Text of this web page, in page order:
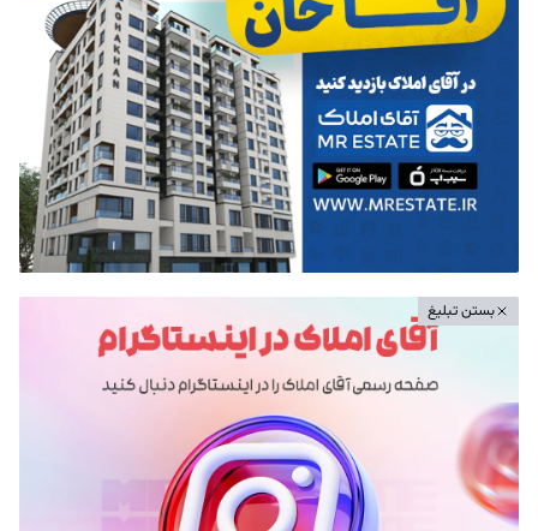
بستن تبلیغ